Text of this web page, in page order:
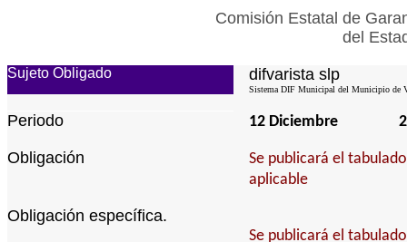
Comisión Estatal de
del
Sujeto Obligado difvarista slp
Sistema DIF Municipal del Municipio de
Periodo 12 Diciembre
Obligación
Se publicará el
aplicable
Obligación específica.
Se publicará el